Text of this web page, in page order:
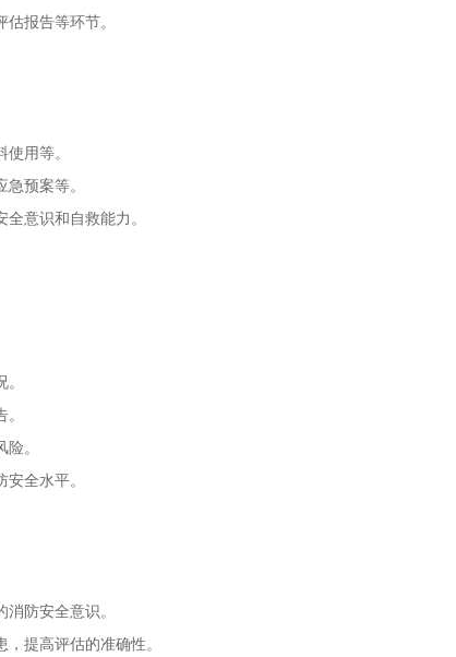
报告等环节。
用等。
预案等。
意识和自救能力。
。
全水平。
防安全意识。
提高评估的准确性。